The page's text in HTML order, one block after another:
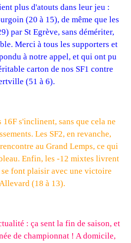
plus d'atouts dans leur jeu :
(20 à 15), de même que les
par St Egrève, sans démériter,
Merci à tous les supporters et
à notre appel, et qui ont pu
carton de nos SF1 contre
(51 à 6).
16F s'inclinent, sans que cela ne
Les SF2, en revanche,
au Grand Lemps, ce qui
Enfin, les -12 mixtes livrent
font plaisir avec une victoire
(18 à 13).
: ça sent la fin de saison, et
de championnat ! A domicile,